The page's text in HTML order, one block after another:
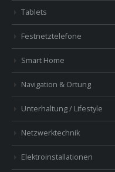
Tablets
Festnetztelefone
Smart Home
Navigation & Ortung
Unterhaltung / Lifestyle
Netzwerktechnik
Elektroinstallationen